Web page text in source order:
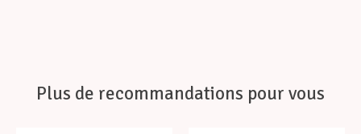
Plus de recommandations pour vous